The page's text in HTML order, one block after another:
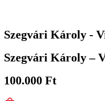
Szegvári Károly -
Szegvári Károly –
100.000 Ft